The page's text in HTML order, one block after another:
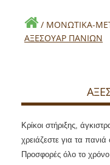
/ ΜΟΝΩΤΙΚΑ-
ΑΞΕΣΟΥΑΡ ΠΑΝΙΩΝ
Κρίκοι στήριξης,
χρειάζεστε για τα πανιά
Προσφορές όλο το χρόνο